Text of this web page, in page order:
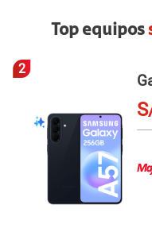
Top equipos
Galaxy
S/0 Cuota